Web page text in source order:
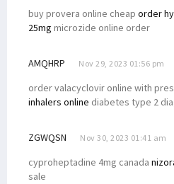
buy provera online cheap order
25mg microzide online order
AMQHRP Nov 29, 2023 01:56 pm
order valacyclovir online with
inhalers online diabetes type 2
ZGWQSN Nov 30, 2023 01:41 am
cyproheptadine 4mg canada
sale